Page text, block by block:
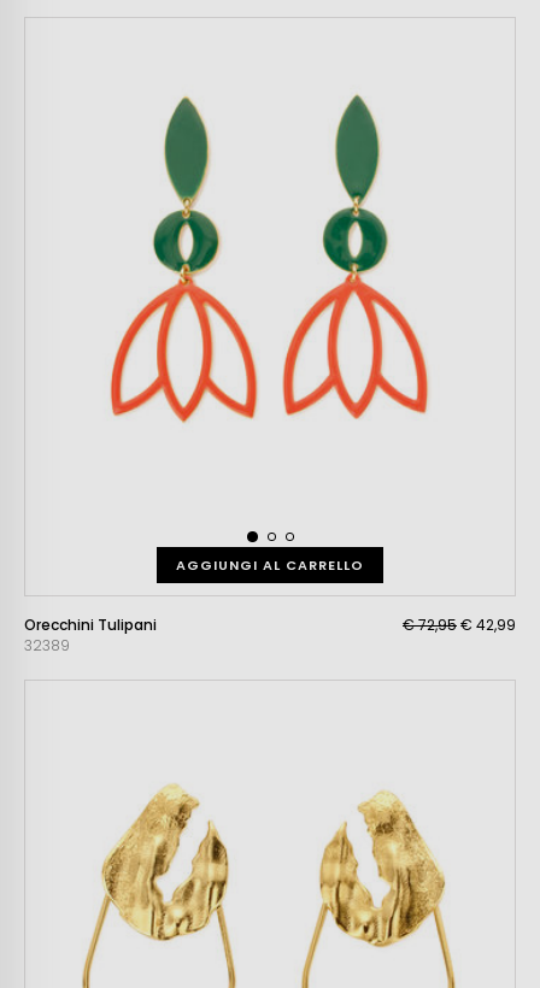
AGGIUNGI AL CARRELLO
Orecchini Tulipani
32389
€ 72,95€ 42,99